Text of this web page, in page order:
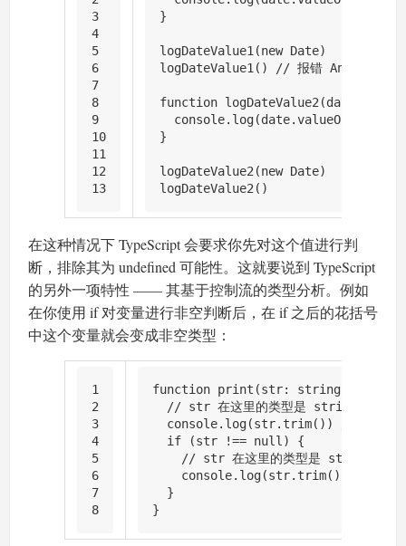
3
4
5
6
7
8
9
10
11
12
13
}
logDateValue1 (new Date)
logDateValue1 () // 报错 An
function logDateValue2 (date:
console. log(date.valueOf
}
logDateValue2 (new Date)
logDateValue2 ()
在这种情况下 TypeScript 会要求你先对这个值进行判
断，排除其为 undefined 可能性。这就要说到 TypeScript
的另外一项特性 —— 其基于控制流的类型分析。例如
在你使用 if 对变量进行非空判断后，在 if 之后的花括号
中这个变量就会变成非空类型：
1
2
3
4
5
6
7
8
function print (str: string
// str 在这里的类型是 string |
console. log(str. trim())
if (str !== null ) {
// str 在这里的类型是 string
console. log(str. trim())
  }
}